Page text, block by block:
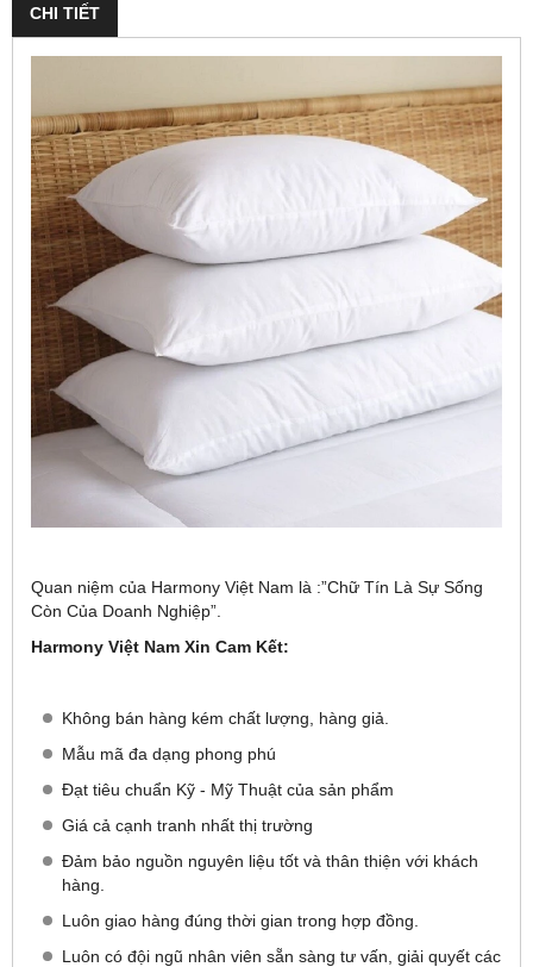
CHI TIẾT
Quan niệm của Harmony Việt Nam là :”Chữ Tín Là Sự Sống
Còn Của Doanh Nghiệp”.
Harmony Việt Nam Xin Cam Kết:
Không bán hàng kém chất lượng, hàng giả.
Mẫu mã đa dạng phong phú
Đạt tiêu chuẩn Kỹ - Mỹ Thuật của sản phẩm
Giá cả cạnh tranh nhất thị trường
Đảm bảo nguồn nguyên liệu tốt và thân thiện với khách
hàng.
Luôn giao hàng đúng thời gian trong hợp đồng.
Luôn có đội ngũ nhân viên sẵn sàng tư vấn, giải quyết các